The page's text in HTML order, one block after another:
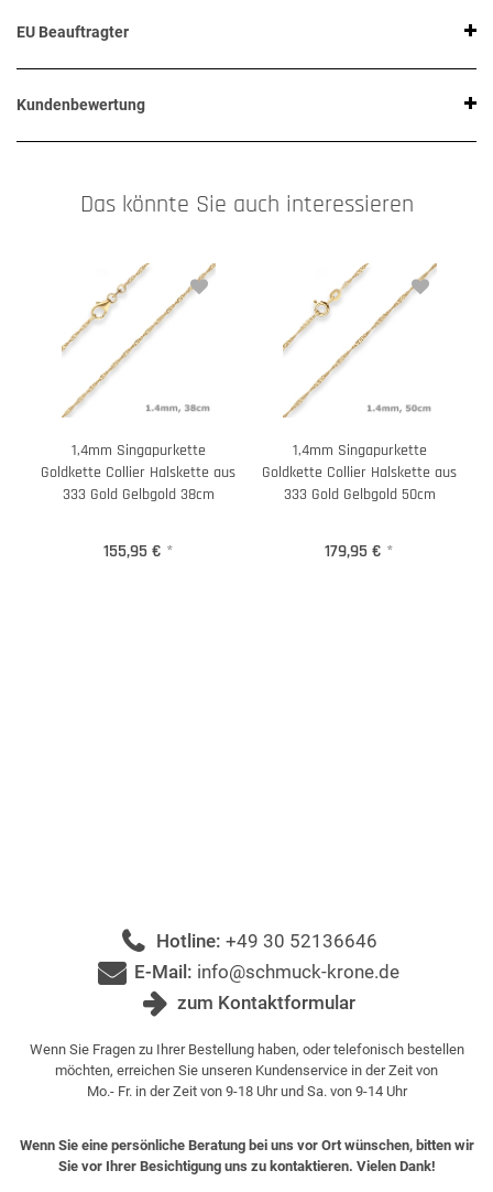
EU Beauftragter
Kundenbewertung
Das könnte Sie auch interessieren
1,4mm Singapurkette
Goldkette Collier Halskette aus
333 Gold Gelbgold 38cm
155,95 € *
1,4mm Singapurkette
Goldkette Collier Halskette aus
333 Gold Gelbgold 50cm
179,95 € *
Hotline: +49 30 52136646
E-Mail: info@schmuck-krone.de
zum Kontaktformular
Wenn Sie Fragen zu Ihrer Bestellung haben, oder telefonisch bestellen
möchten, erreichen Sie unseren Kundenservice in der Zeit von
Mo.- Fr. in der Zeit von 9-18 Uhr und Sa. von 9-14 Uhr
Wenn Sie eine persönliche Beratung bei uns vor Ort wünschen, bitten wir
Sie vor Ihrer Besichtigung uns zu kontaktieren. Vielen Dank!